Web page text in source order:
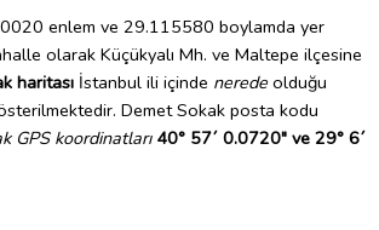
enlem ve 29.115580 boylamda yer
olarak Küçükyalı Mh. ve Maltepe ilçesine
haritası İstanbul ili içinde nerede olduğu
Demet Sokak posta kodu
GPS koordinatları 40° 57´ 0.0720" ve 29° 6´